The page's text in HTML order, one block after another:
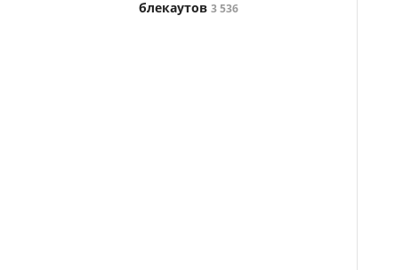
блекаутов 3 536